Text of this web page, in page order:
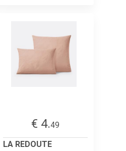
€ 4.49
LA REDOUTE